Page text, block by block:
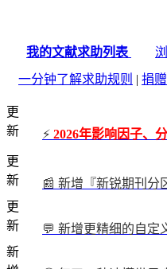
我的文献求助列表
一分钟了解求助规则 | 捐
更
新
⚡ 2026年影响因子、
更
新
📰 新增『新锐期刊分
更
新
💬 新增更精细的自定
新